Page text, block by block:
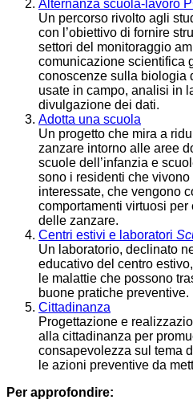
Alternanza scuola-lavoro
Un percorso rivolto agli
con l’obiettivo di fornire
settori del monitoraggio
comunicazione scientifica
conoscenze sulla biologia
usate in campo, analisi in
divulgazione dei dati.
Adotta una scuola
Un progetto che mira a
zanzare intorno alle aree
scuole dell’infanzia e
sono i residenti che
interessate, che vengono
comportamenti virtuosi
delle zanzare.
Centri estivi e laboratori
Un laboratorio, declinato
educativo del centro
le malattie che possono
buone pratiche preventive.
Cittadinanza
Progettazione e
alla cittadinanza per
consapevolezza sul tema
le azioni preventive da
Per approfondire: